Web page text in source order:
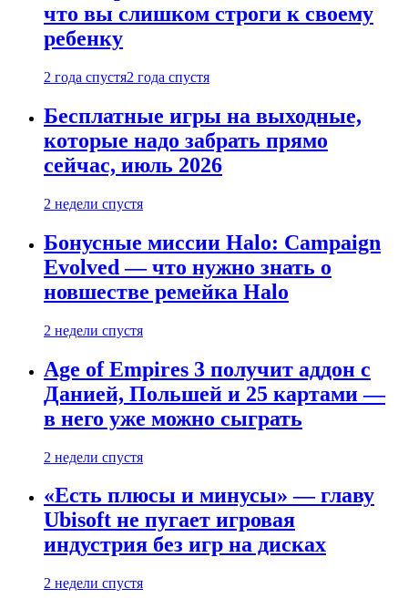
что вы слишком строги к своему
ребенку
2 года спустя2 года спустя
Бесплатные игры на выходные,
которые надо забрать прямо
сейчас, июль 2026
2 недели спустя
Бонусные миссии Halo: Campaign
Evolved — что нужно знать о
новшестве ремейка Halo
2 недели спустя
Age of Empires 3 получит аддон с
Данией, Польшей и 25 картами —
в него уже можно сыграть
2 недели спустя
«Есть плюсы и минусы» — главу
Ubisoft не пугает игровая
индустрия без игр на дисках
2 недели спустя